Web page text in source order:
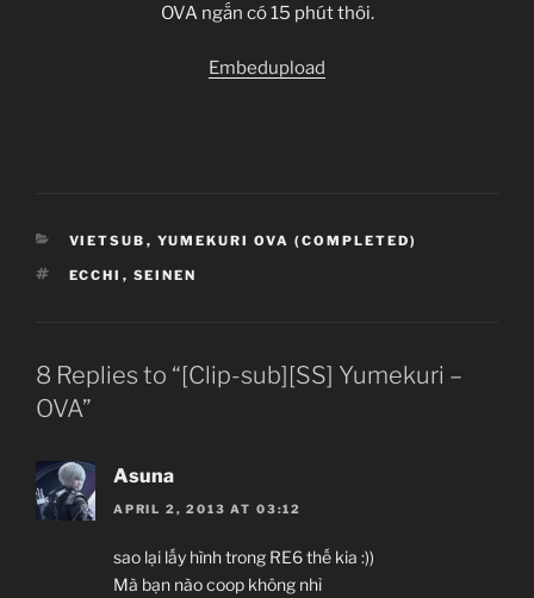
OVA ngắn có 15 phút thôi.
Embedupload
CATEGORIES
VIETSUB , YUMEKURI OVA (COMPLETED)
TAGS
ECCHI , SEINEN
8 Replies to “[Clip-sub][SS] Yumekuri –
OVA”
Asuna
APRIL 2, 2013 AT 03:12
sao lại lấy hình trong RE6 thế kia :))
Mà bạn nào coop không nhỉ